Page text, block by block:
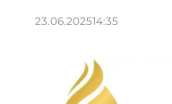
23.06.202514:35